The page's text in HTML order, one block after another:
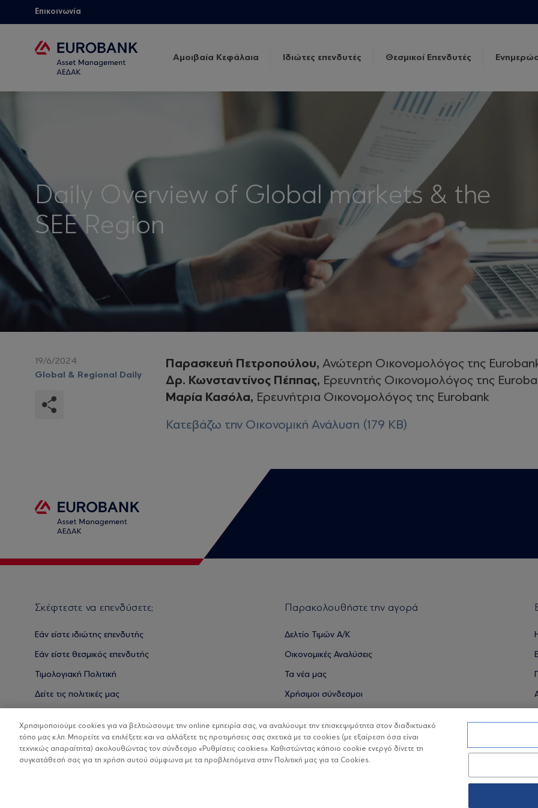
Επικοινωνία
Αμοιβαία Κεφάλαια Ιδιώτες επενδυτές Θεσμικοί Επενδυτές
Daily Overview of Global markets & the
SEE Region
19/6/2024
Global & Regional Daily
Παρασκευή Πετροπούλου, Ανώτερη Οικονομολόγος της
Δρ. Κωνσταντίνος Πέππας, Ερευνητής Οικονομολόγος της
Μαρία Κασόλα, Ερευνήτρια Οικονομολόγος της Eurobank
Κατεβάζω την Οικονομική Ανάλυση (179 KB)
Σκέφτεστε να επενδύσετε;
Εάν είστε ιδιώτης επενδυτής
Εάν είστε θεσμικός επενδυτής
Τιμολογιακή Πολιτική
Δείτε τις πολιτικές μας
Παρακολουθήστε την αγορά
Δελτίο Τιμών Α/Κ
Οικονομικές Αναλύσεις
Τα νέα μας
Χρήσιμοι σύνδεσμοι
ΟΙ ΟΣΕΚΑ ΔΕΝ ΕΧΟΥΝ ΕΓΓΥΗΜΕΝΗ ΑΠΟΔΟΣΗ ΚΑΙ ΟΙ
Χρησιμοποιούμε cookies για να βελτιώσουμε την online εμπειρία σας, να αναλύουμε την επισκεψιμότητα στον διαδικτυακό
τόπο μας κ.λπ. Μπορείτε να επιλέξετε και να αλλάξετε τις προτιμήσεις σας σχετικά με τα cookies (με εξαίρεση όσα είναι
τεχνικώς απαραίτητα) ακολουθώντας τον σύνδεσμο «Ρυθμίσεις cookies». Καθιστώντας κάποιο cookie ενεργό δίνετε τη
συγκατάθεσή σας για τη χρήση αυτού σύμφωνα με τα προβλεπόμενα στην Πολιτική μας για τα Cookies.